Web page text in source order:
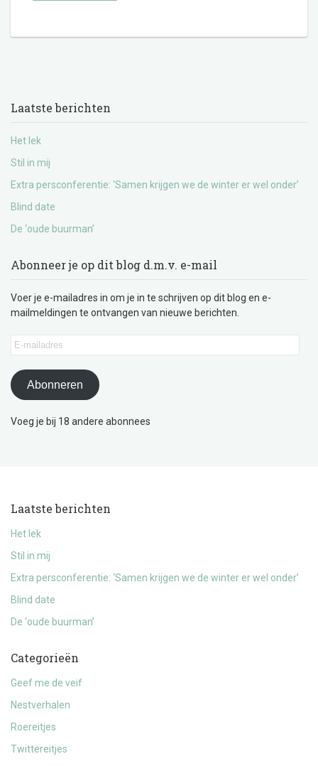
Laatste berichten
Het lek
Stil in mij
Extra persconferentie: ‘Samen krijgen we de winter er wel onder’
Blind date
De ‘oude buurman’
Abonneer je op dit blog d.m.v. e-mail
Voer je e-mailadres in om je in te schrijven op dit blog en e-
mailmeldingen te ontvangen van nieuwe berichten.
E-
Abonneren
Voeg je bij 18 andere abonnees
Laatste berichten
Het lek
Stil in mij
Extra persconferentie: ‘Samen krijgen we de winter er wel onder’
Blind date
De ‘oude buurman’
Categorieën
Geef me de veif
Nestverhalen
Roereitjes
Twittereitjes